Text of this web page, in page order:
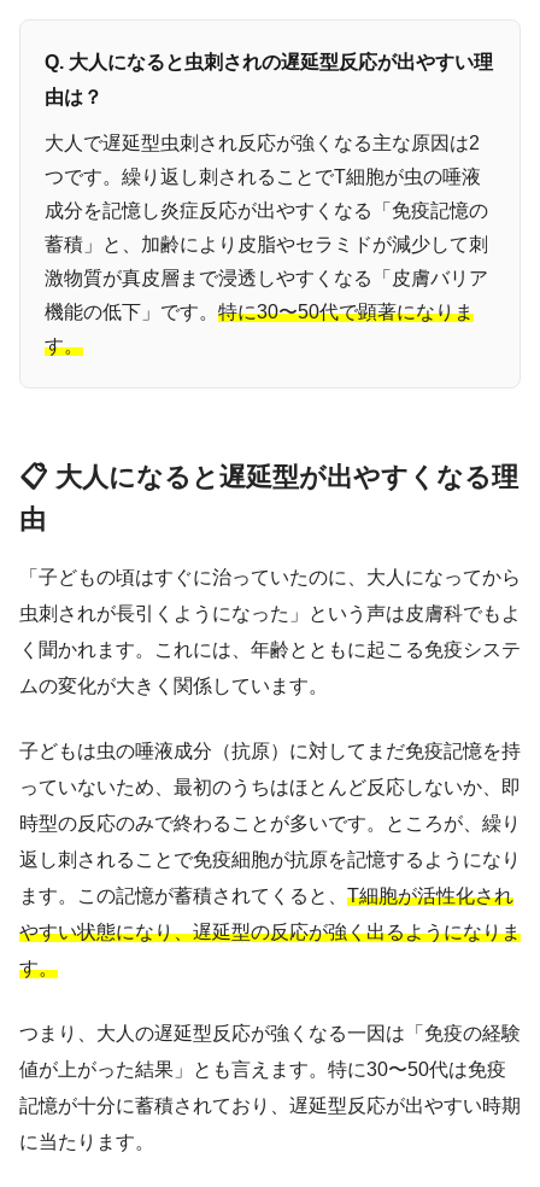
Q. 大人になると虫刺されの遅延型反応が出やすい理
由は？
大人で遅延型虫刺され反応が強くなる主な原因は2
つです。繰り返し刺されることでT細胞が虫の唾液
成分を記憶し炎症反応が出やすくなる「免疫記憶の
蓄積」と、加齢により皮脂やセラミドが減少して刺
激物質が真皮層まで浸透しやすくなる「皮膚バリア
機能の低下」です。 特に30〜50代で顕著になりま
す。
📋 大人になると遅延型が出やすくなる理
由
「子どもの頃はすぐに治っていたのに、大人になってから
虫刺されが長引くようになった」という声は皮膚科でもよ
く聞かれます。これには、年齢とともに起こる免疫システ
ムの変化が大きく関係しています。
子どもは虫の唾液成分（抗原）に対してまだ免疫記憶を持
っていないため、最初のうちはほとんど反応しないか、即
時型の反応のみで終わることが多いです。ところが、繰り
返し刺されることで免疫細胞が抗原を記憶するようになり
ます。この記憶が蓄積されてくると、 T細胞が活性化され
やすい状態になり、遅延型の反応が強く出るようになりま
す。
つまり、大人の遅延型反応が強くなる一因は「免疫の経験
値が上がった結果」とも言えます。特に30〜50代は免疫
記憶が十分に蓄積されており、遅延型反応が出やすい時期
に当たります。